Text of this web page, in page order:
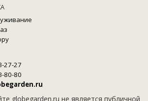
27-27
80-80
globegarden.ru не является публичной